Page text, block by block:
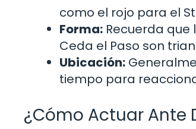
como el rojo para el
Forma: Recuerda
Ceda el Paso son
Ubicación:
tiempo para
¿Cómo Actuar Ante